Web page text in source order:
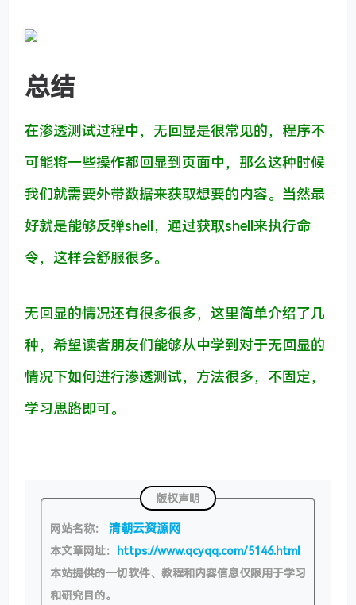
总结
在渗透测试过程中，无回显是很常见的，程序不
可能将一些操作都回显到页面中，那么这种时候
我们就需要外带数据来获取想要的内容。当然最
好就是能够反弹shell，通过获取shell来执行命
令，这样会舒服很多。
无回显的情况还有很多很多，这里简单介绍了几
种，希望读者朋友们能够从中学到对于无回显的
情况下如何进行渗透测试，方法很多，不固定，
学习思路即可。
版权声明
网站名称： 清朝云资源网
本文章网址： https://www.qcyqq.com/5146.html
本站提供的一切软件、教程和内容信息仅限用于学习
和研究目的。